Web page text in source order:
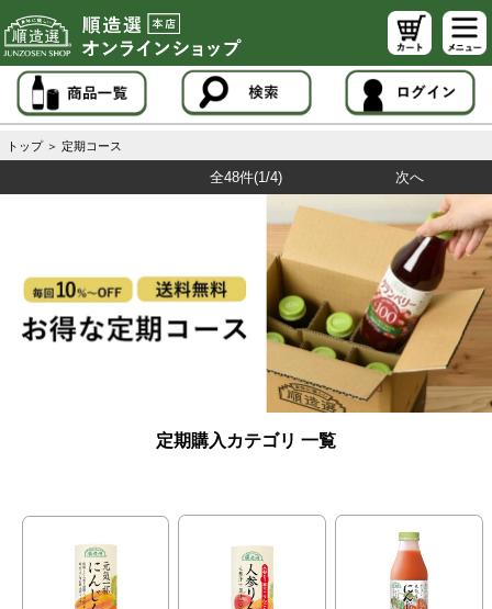
トップ ＞ 定期コース
全48件(1/4) 次へ